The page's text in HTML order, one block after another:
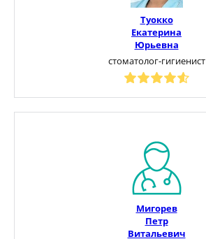
Туокко
Екатерина
Юрьевна
стоматолог-гигиенист
Мигорев
Петр
Витальевич